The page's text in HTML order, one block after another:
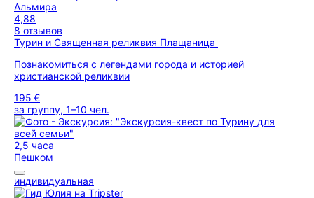
Альмира
4,88
8 отзывов
Турин и Священная реликвия Плащаница
Познакомиться с легендами города и историей
христианской реликвии
195 €
за группу, 1–10 чел.
2,5 часа
Пешком
индивидуальная